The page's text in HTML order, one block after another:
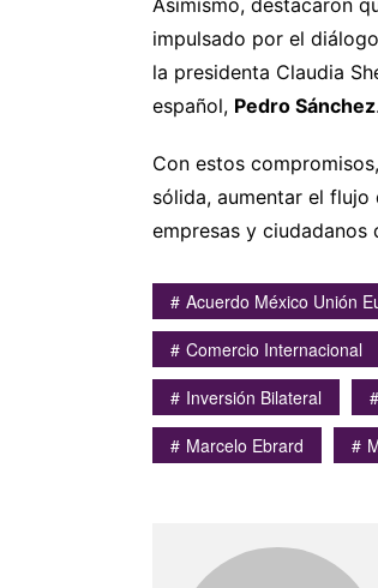
impulsado por el
la presidenta Claudia
español, Pedro Sánchez.
Con estos
sólida, aumentar el
empresas y ciudadanos
Acuerdo México Unión
Comercio Internacional
Inversión Bilateral
Marcelo Ebrard